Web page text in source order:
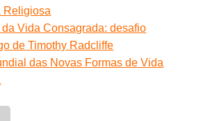
Religiosa
Vida Consagrada: desafio
de Timothy Radcliffe
das Novas Formas de Vida